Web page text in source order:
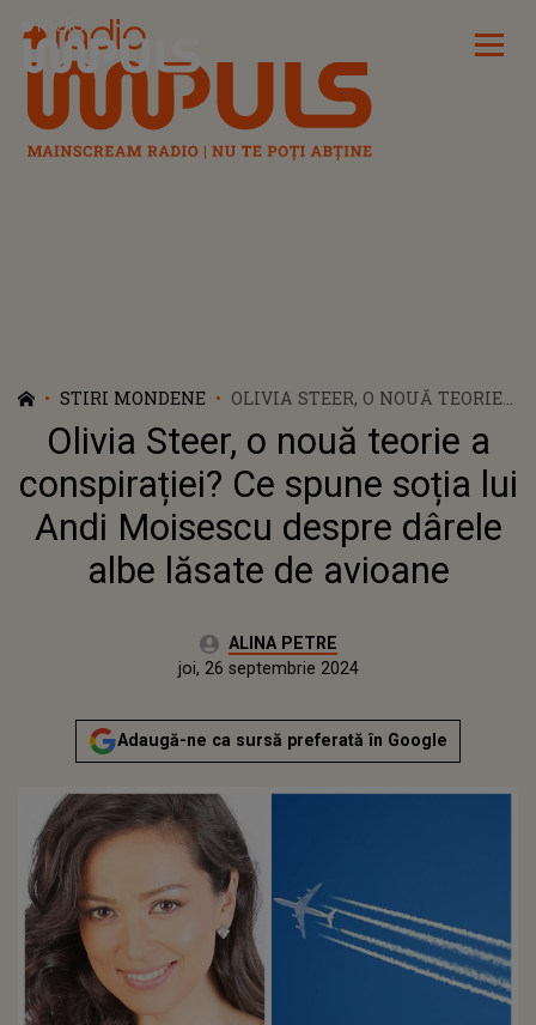
Radio Impuls
STIRI MONDENE
OLIVIA STEER, O NOUĂ TEORIE
A CONSPIRAȚIEI? CE SPUNE
SOȚIA LUI ANDI MOISESCU
DESPRE DÂRELE ALBE LĂSATE
DE AVIOANE
Olivia Steer, o nouă teorie a
conspirației? Ce spune soția lui
Andi Moisescu despre dârele
albe lăsate de avioane
Autor:ALINA PETRE
marți, 26 septembrie 2023Actualizat:
joi, 26 septembrie 2024
Adaugă-ne ca sursă preferată în Google